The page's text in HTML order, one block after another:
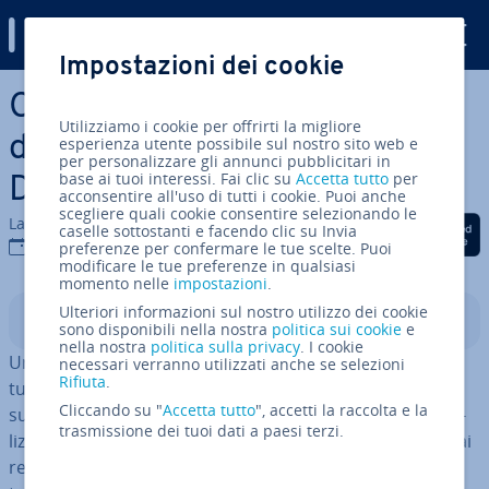
Vai al contenuto prin­ci­pa­le
Come con­fi­gu­ra­re un server
di posta elet­tro­ni­ca con
Docker
La redazione di IONOS
28 ago 2025
Condividi via Facebook
Condividi via Twitter
Condividi via
Indice
Un server di posta dedicato ti dà il pieno controllo sulle
tue co­mu­ni­ca­zio­ni digitali. Questa guida si concentra
sulla con­fi­gu­ra­zio­ne di un server di posta personale uti­
liz­zan­do Docker. Ti forniamo tutto quello che ti serve dai
requisiti alle rac­co­man­da­zio­ni di sicurezza fino a un
Impostazioni dei cookie
Utilizziamo i cookie per offrirti la migliore
esperienza utente possibile sul nostro sito web e
per personalizzare gli annunci pubblicitari in
base ai tuoi interessi. Fai clic suAccetta tutto per
acconsentire all'uso di tutti i cookie. Puoi anche
scegliere quali cookie consentire selezionando le
caselle sottostanti e facendo clic su Invia
preferenze per confermare le tue scelte. Puoi
modificare le tue preferenze in qualsiasi
momento nelle impostazioni.
Ulteriori informazioni sul nostro utilizzo dei cookie
sono disponibili nella nostra politica sui cookie e
nella nostra politica sulla privacy. I cookie
necessari verranno utilizzati anche se selezioni
Rifiuta.
Cliccando su "Accetta tutto", accetti la raccolta e la
trasmissione dei tuoi dati a paesi terzi.